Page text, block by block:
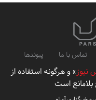
تماس با ما پیوندها
نیوز» و هرگونه استفاده از
است